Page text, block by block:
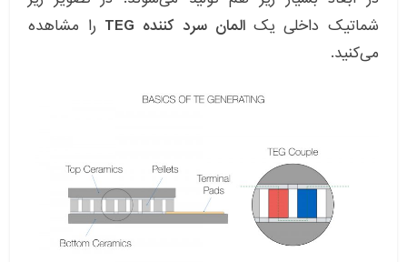
شماتیک داخلی یکالمان سرد کننده TEG
را مشاهده
می‌کنید.